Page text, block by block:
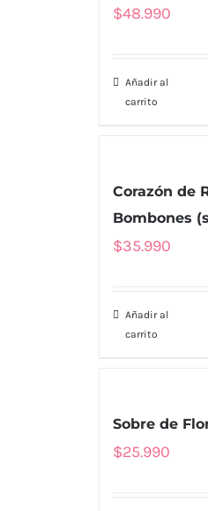
$48.990
Añadir al
carrito
Corazón de
Bombones
$35.990
Añadir al
carrito
Sobre de
$25.990